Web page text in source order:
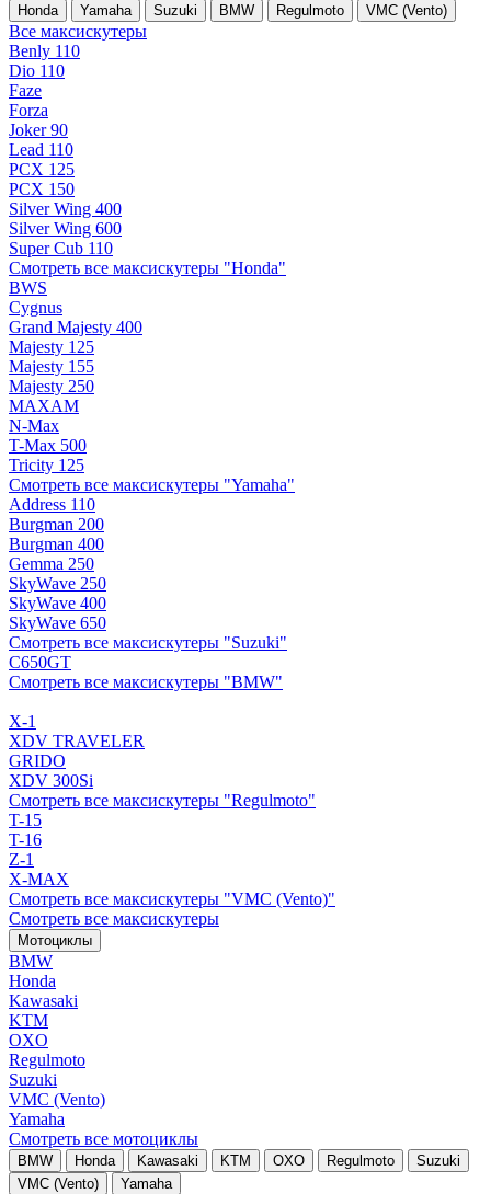
Honda Yamaha Suzuki BMW Regulmoto VMC (Vento)
Все максискутеры
Benly 110
Dio 110
Faze
Forza
Joker 90
Lead 110
PCX 125
PCX 150
Silver Wing 400
Silver Wing 600
Super Cub 110
Смотреть все максискутеры "Honda"
BWS
Cygnus
Grand Majesty 400
Majesty 125
Majesty 155
Majesty 250
MAXAM
N-Max
T-Max 500
Tricity 125
Смотреть все максискутеры "Yamaha"
Address 110
Burgman 200
Burgman 400
Gemma 250
SkyWave 250
SkyWave 400
SkyWave 650
Смотреть все максискутеры "Suzuki"
C650GT
Смотреть все максискутеры "BMW"
X-1
XDV TRAVELER
GRIDO
XDV 300Si
Смотреть все максискутеры "Regulmoto"
T-15
T-16
Z-1
X-MAX
Смотреть все максискутеры "VMC (Vento)"
Смотреть все максискутеры
Мотоциклы
BMW
Honda
Kawasaki
KTM
OXO
Regulmoto
Suzuki
VMC (Vento)
Yamaha
Смотреть все мотоциклы
BMW Honda Kawasaki KTM OXO Regulmoto
Suzuki
VMC (Vento)
Yamaha